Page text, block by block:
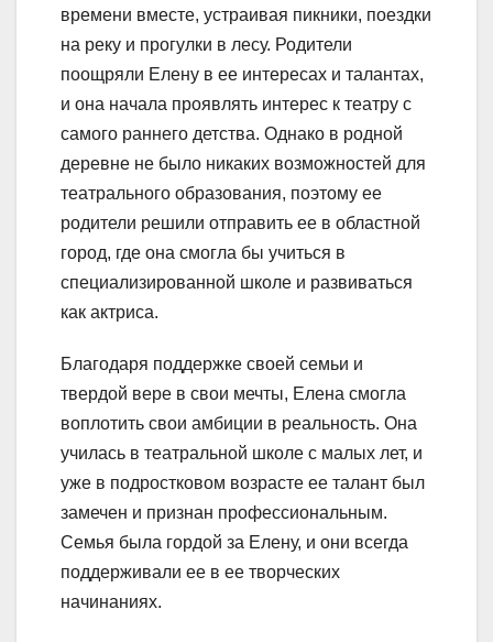
времени вместе, устраивая пикники, поездки
на реку и прогулки в лесу. Родители
поощряли Елену в ее интересах и талантах,
и она начала проявлять интерес к театру с
самого раннего детства. Однако в родной
деревне не было никаких возможностей для
театрального образования, поэтому ее
родители решили отправить ее в областной
город, где она смогла бы учиться в
специализированной школе и развиваться
как актриса.
Благодаря поддержке своей семьи и
твердой вере в свои мечты, Елена смогла
воплотить свои амбиции в реальность. Она
училась в театральной школе с малых лет, и
уже в подростковом возрасте ее талант был
замечен и признан профессиональным.
Семья была гордой за Елену, и они всегда
поддерживали ее в ее творческих
начинаниях.